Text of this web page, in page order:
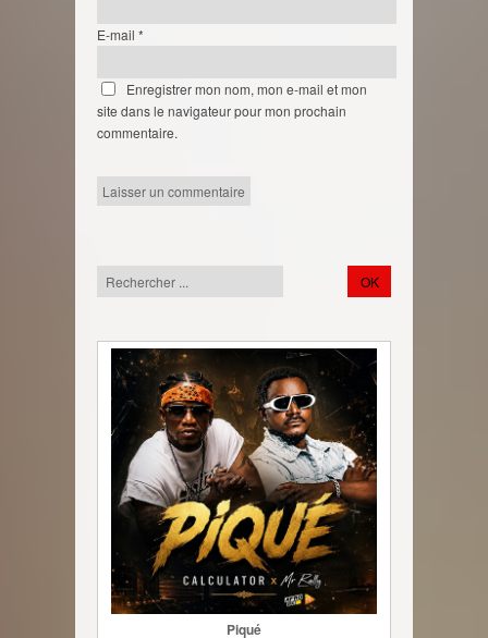
E-mail *
Enregistrer mon nom, mon e-mail et mon
site dans le navigateur pour mon prochain
commentaire.
Piqué